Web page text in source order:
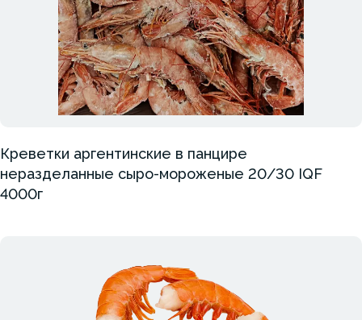
Креветки аргентинские в панцире
неразделанные сыро-мороженые 20/30 IQF
4000г